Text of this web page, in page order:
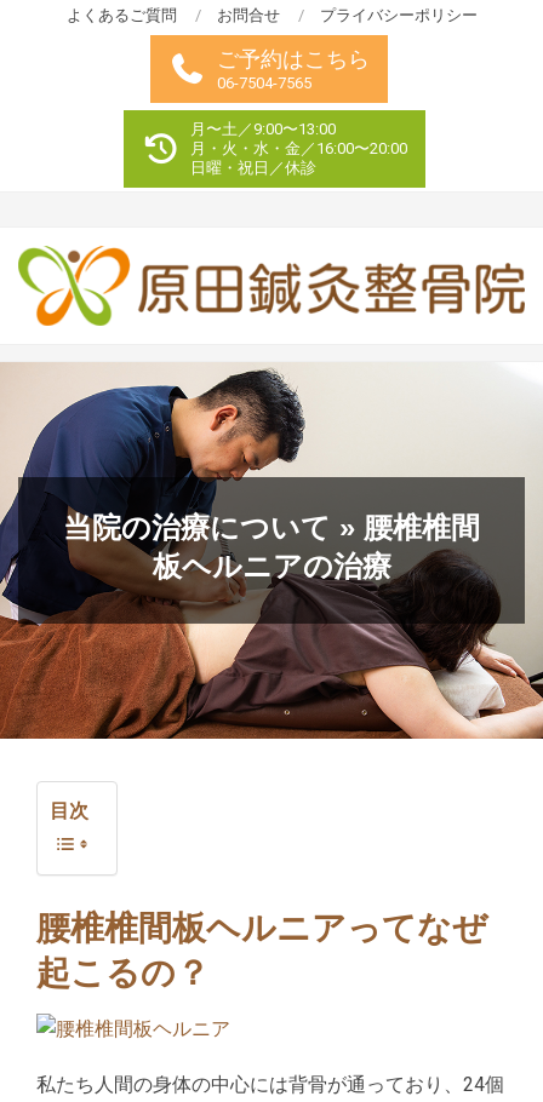
よくあるご質問 お問合せ プライバシーポリシー
ご予約はこちら
06-7504-7565
月〜土／9:00〜13:00
月・火・水・金／16:00〜20:00
日曜・祝日／休診
Primary
Menu
当院の治療について » 腰椎椎間
板ヘルニアの治療
目次
腰椎椎間板ヘルニアってなぜ
起こるの？
私たち人間の身体の中心には背骨が通っており、24個